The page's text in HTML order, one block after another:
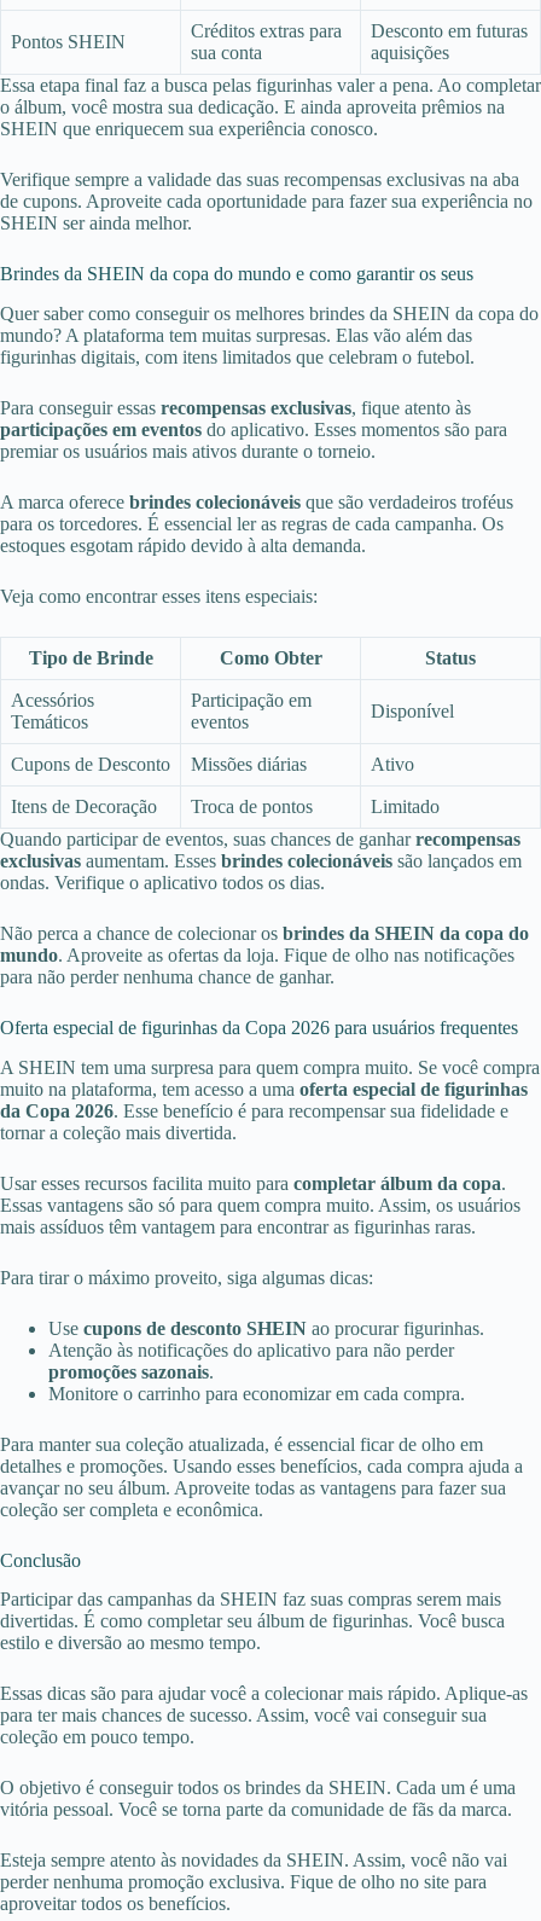
Pontos SHEIN
Créditos extras para
sua conta
Desconto em futuras
aquisições
Essa etapa final faz a busca pelas figurinhas valer a pena. Ao completar
o álbum, você mostra sua dedicação. E ainda aproveita prêmios na
SHEIN que enriquecem sua experiência conosco.
Verifique sempre a validade das suas recompensas exclusivas na aba
de cupons. Aproveite cada oportunidade para fazer sua experiência no
SHEIN ser ainda melhor.
Brindes da SHEIN da copa do mundo e como garantir os seus
Quer saber como conseguir os melhores brindes da SHEIN da copa do
mundo? A plataforma tem muitas surpresas. Elas vão além das
figurinhas digitais, com itens limitados que celebram o futebol.
Para conseguir essas recompensas exclusivas, fique atento às
participações em eventos do aplicativo. Esses momentos são para
premiar os usuários mais ativos durante o torneio.
A marca oferece brindes colecionáveis que são verdadeiros troféus
para os torcedores. É essencial ler as regras de cada campanha. Os
estoques esgotam rápido devido à alta demanda.
Veja como encontrar esses itens especiais:
Tipo de Brinde Como Obter Status
Acessórios
Temáticos
Participação em
eventos
Disponível
Cupons de Desconto Missões diárias Ativo
Itens de Decoração Troca de pontos
Limitado
Quando participar de eventos, suas chances de ganharrecompensas
exclusivas aumentam. Esses brindes colecionáveis são lançados em
ondas. Verifique o aplicativo todos os dias.
Não perca a chance de colecionar os brindes da SHEIN da copa do
mundo. Aproveite as ofertas da loja. Fique de olho nas notificações
para não perder nenhuma chance de ganhar.
Oferta especial de figurinhas da Copa 2026 para usuários frequentes
A SHEIN tem uma surpresa para quem compra muito. Se você compra
muito na plataforma, tem acesso a uma oferta especial de figurinhas
da Copa 2026. Esse benefício é para recompensar sua fidelidade e
tornar a coleção mais divertida.
Usar esses recursos facilita muito para completar álbum da copa.
Essas vantagens são só para quem compra muito. Assim, os usuários
mais assíduos têm vantagem para encontrar as figurinhas raras.
Para tirar o máximo proveito, siga algumas dicas:
Use cupons de desconto SHEIN ao procurar figurinhas.
Atenção às notificações do aplicativo para não perder
promoções sazonais.
Monitore o carrinho para economizar em cada compra.
Para manter sua coleção atualizada, é essencial ficar de olho em
detalhes e promoções. Usando esses benefícios, cada compra ajuda a
avançar no seu álbum. Aproveite todas as vantagens para fazer sua
coleção ser completa e econômica.
Conclusão
Participar das campanhas da SHEIN faz suas compras serem mais
divertidas. É como completar seu álbum de figurinhas. Você busca
estilo e diversão ao mesmo tempo.
Essas dicas são para ajudar você a colecionar mais rápido. Aplique-as
para ter mais chances de sucesso. Assim, você vai conseguir sua
coleção em pouco tempo.
O objetivo é conseguir todos os brindes da SHEIN. Cada um é uma
vitória pessoal. Você se torna parte da comunidade de fãs da marca.
Esteja sempre atento às novidades da SHEIN. Assim, você não vai
perder nenhuma promoção exclusiva. Fique de olho no site para
aproveitar todos os benefícios.